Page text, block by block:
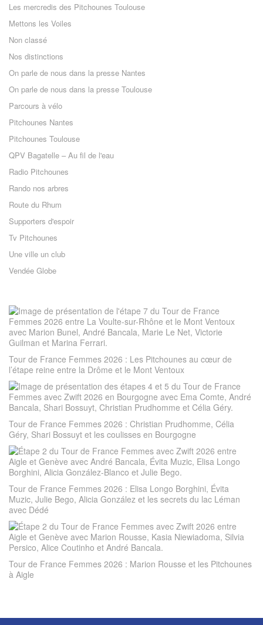
Les mercredis des Pitchounes Toulouse
Mettons les Voiles
Non classé
Nos distinctions
On parle de nous dans la presse Nantes
On parle de nous dans la presse Toulouse
Parcours à vélo
Pitchounes Nantes
Pitchounes Toulouse
QPV Bagatelle – Au fil de l'eau
Radio Pitchounes
Rando nos arbres
Route du Rhum
Supporters d'espoir
Tv Pitchounes
Une ville un club
Vendée Globe
Tour de France Femmes 2026 : Les Pitchounes au cœur de
l’étape reine entre la Drôme et le Mont Ventoux
Tour de France Femmes 2026 : Christian Prudhomme, Célia
Géry, Shari Bossuyt et les coulisses en Bourgogne
Tour de France Femmes 2026 : Elisa Longo Borghini, Évita
Muzic, Julie Bego, Alicia González et les secrets du lac Léman
avec Dédé
Tour de France Femmes 2026 : Marion Rousse et les Pitchounes
à Aigle